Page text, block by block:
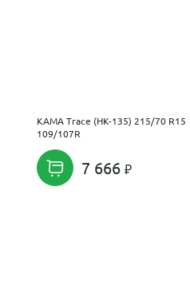
KAMA Trace (НК-135) 215/70 R15
109/107R
7 666